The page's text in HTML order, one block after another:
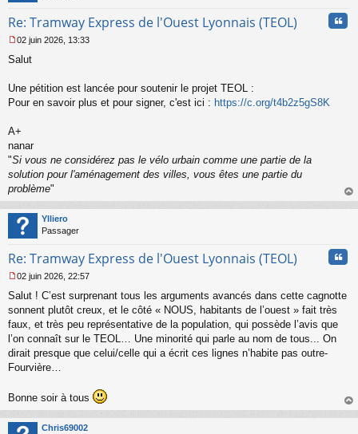
Re: Tramway Express de l'Ouest Lyonnais (TEOL)
e
s
g
n
o
n
u
02 juin 2026, 13:33
Salut
Une pétition est lancée pour soutenir le projet TEOL :
Pour en savoir plus et pour signer, c'est ici : https://c.org/t4b2z5gS8K
A+
nanar
"Si vous ne considérez pas le vélo urbain comme une partie de la
solution pour l'aménagement des villes, vous êtes une partie du
problème"
au
Ylliero
Passager
Re: Tramway Express de l'Ouest Lyonnais (TEOL)
e
s
s
g
e
n
l
u
02 juin 2026, 22:57
Salut ! C’est surprenant tous les arguments avancés dans cette cagnotte
sonnent plutôt creux, et le côté « NOUS, habitants de l’ouest » fait très
faux, et très peu représentative de la population, qui possède l’avis que
l’on connaît sur le TEOL… Une minorité qui parle au nom de tous... On
dirait presque que celui/celle qui a écrit ces lignes n’habite pas outre-
Fourvière…
Bonne soir à tous
au
Chris69002